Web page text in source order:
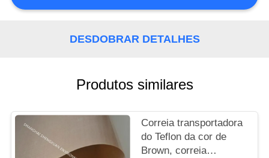
MAPA
DESDOBRAR DETALHES
Produtos similares
Correia transportadora
do Teflon da cor de
Brown, correia